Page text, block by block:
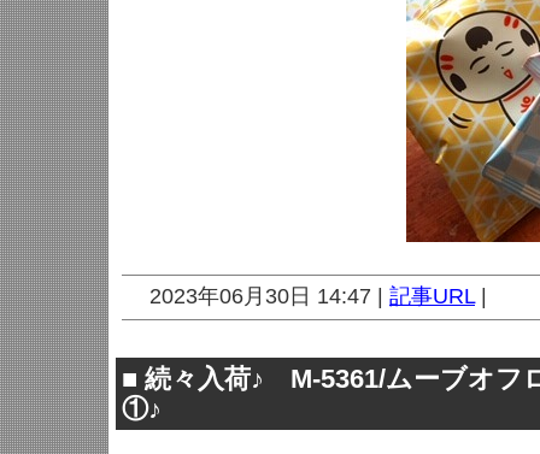
2023年06月30日 14:47 | 記事URL|
■ 続々入荷♪ M-5361/ムーブオフ
①♪